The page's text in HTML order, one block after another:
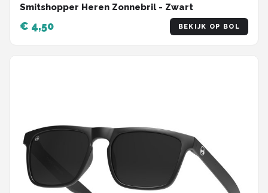
Smitshopper Heren Zonnebril - Zwart
€ 4,50 BEKIJK OP BOL